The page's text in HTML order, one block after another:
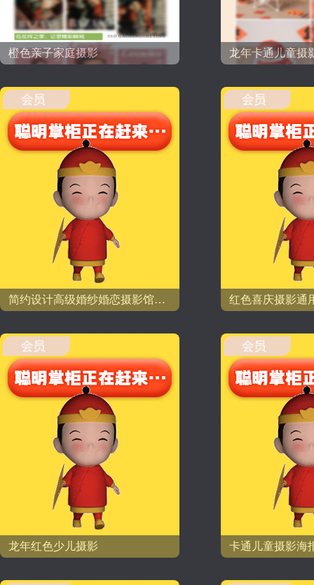
橙色亲子家庭摄影 龙年卡通儿童摄
简约设计高级婚纱婚恋摄影馆嫁衣通用模板 红色喜庆摄影通
龙年红色少儿摄影 卡通儿童摄影海